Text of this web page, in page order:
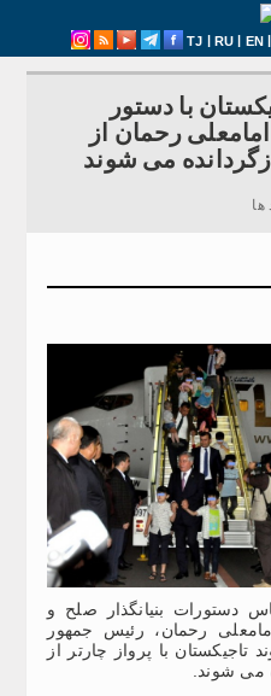
TJ | RU | EN |
تاجیکستان با دستور
رحمان از
می شوند
بر اساس دستورات بنیانگذار صلح و
رحمان، رئیس جمهور
146 شهروند تاجیکستان با پرواز چارتر از
می شوند.